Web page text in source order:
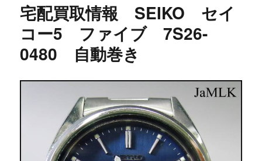
宅配買取情報 SEIKO セイ
コー5 ファイブ 7S26-
0480 自動巻き